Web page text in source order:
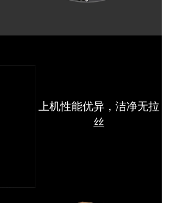
上机性能优异，洁净无拉
丝